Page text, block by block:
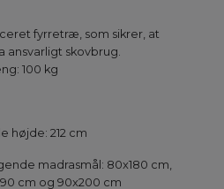
fyrretræ, som sikrer, at
skovbrug.
100 kg
højde: 212 cm
madrasmål: 80x180 cm,
cm og 90x200 cm